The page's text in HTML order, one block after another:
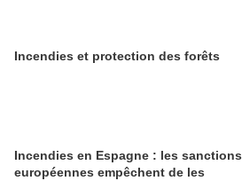
Incendies et protection des forêts
Incendies en Espagne : les sanctions
européennes empêchent de les